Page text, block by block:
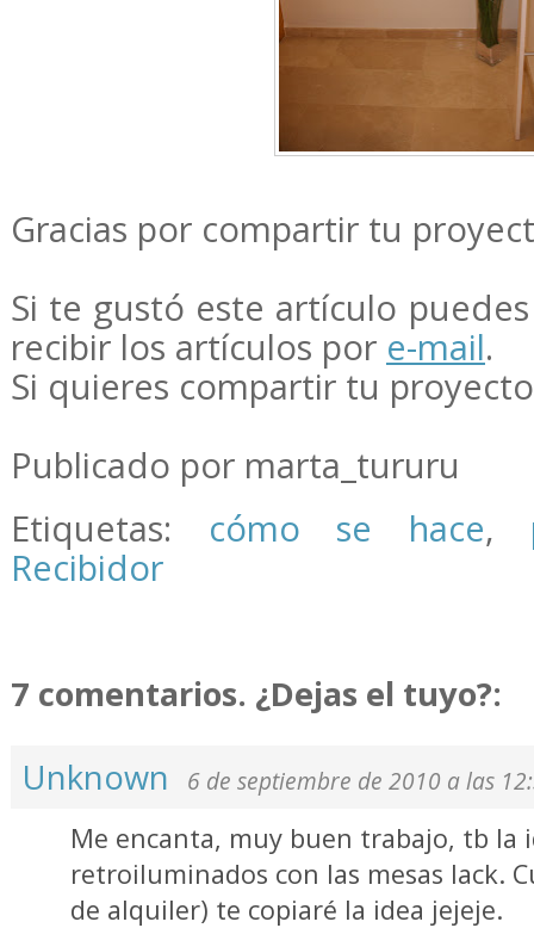
Gracias por compartir tu
Si te gustó este artículo
recibir los artículos por e-mail.
Si quieres compartir tu
Publicado por marta_tururu
Etiquetas: cómo se hace,
Recibidor
7 comentarios. ¿Dejas el tuyo?:
Unknown
6 de septiembre de 2010 a las
Me encanta, muy buen trabajo, tb la
retroiluminados con las mesas lack.
de alquiler) te copiaré la idea jejeje.